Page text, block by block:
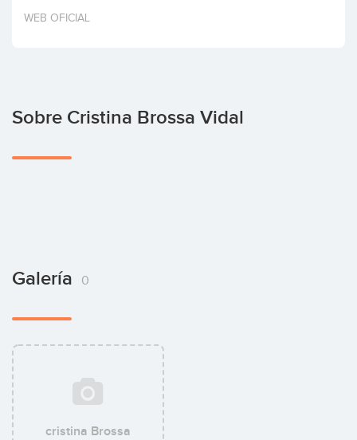
Invertir
WEB OFICIAL
Sobre Cristina Brossa Vidal
Galería 0
cristina Brossa